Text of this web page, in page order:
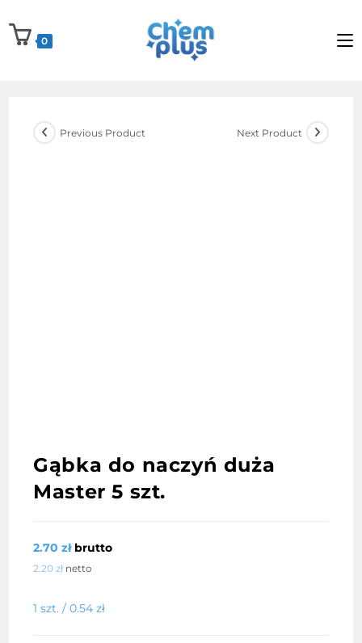
to
content
0
Previous Product Next Product
Gąbka do naczyń duża
Master 5 szt.
2.70złbrutto
2.20 zł netto
1 szt. / 0.54zł